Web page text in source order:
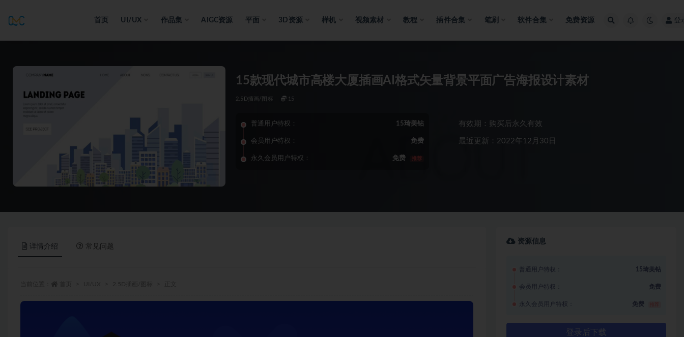
首页 UI/UX 作品集 AIGC资源 平面 3D资源 样机 视频素材 教程 插件合集 笔刷 软件合集 免费资源 登
15款现代城市高楼大厦插画AI格式矢量背景平面广告海报设计素材
2.5D插画/图标 15
普通用户特权： 15琦美钻
会员用户特权： 免费
永久会员用户特权： 免费 推荐
有效期：购买后永久有效
最近更新：2022年12月30日
详情介绍 常见问题
资源信息
普通用户特权： 15琦美钻
会员用户特权： 免费
永久会员用户特权： 免费
登录后下载